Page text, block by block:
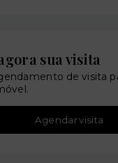
sua visita
de visita
Agendar visita